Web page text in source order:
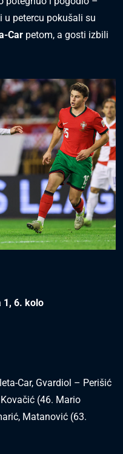
u petercu pokušali su
Car petom, a gosti izbili
1, 6. kolo
Car, Gvardiol – Perišić
(46. Mario
Matanović (63.